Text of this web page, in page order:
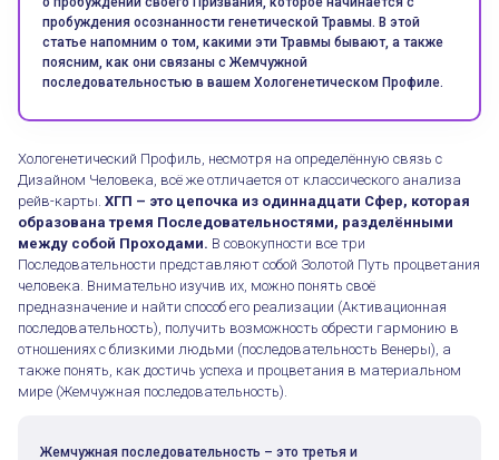
пробуждения осознанности генетической Травмы. В этой
статье напомним о том, какими эти Травмы бывают, а также
поясним, как они связаны с Жемчужной
последовательностью в вашем Хологенетическом Профиле.
Хологенетический Профиль, несмотря на определённую связь с
Дизайном Человека, всё же отличается от классического анализа
рейв-карты. ХГП – это цепочка из одиннадцати Сфер, которая
образована тремя Последовательностями, разделёнными
между собой Проходами. В совокупности все три
Последовательности представляют собой Золотой Путь процветания
человека. Внимательно изучив их, можно понять своё
предназначение и найти способ его реализации (Активационная
последовательность), получить возможность обрести гармонию в
отношениях с близкими людьми (последовательность Венеры), а
также понять, как достичь успеха и процветания в материальном
мире (Жемчужная последовательность).
Жемчужная последовательность – это третья и